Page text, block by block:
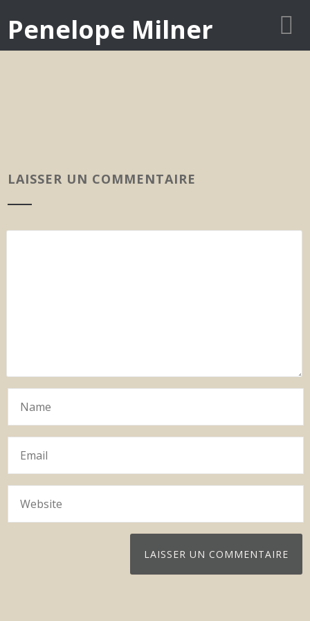
Penelope Milner
LAISSER UN COMMENTAIRE